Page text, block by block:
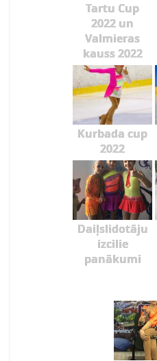
Tartu Cup
2022 un
Valmieras
kauss 2022
Kurbada cup
2022
Daiļslidotāju
izcilie
panākumi